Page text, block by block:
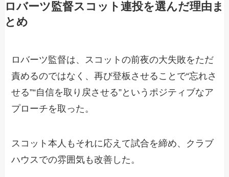
ロバーツ監督スコット連投を選んだ理由ま
とめ
ロバーツ監督は、スコットの前夜の大失敗をただ
責めるのではなく、再び登板させることで“忘れさ
せる”“自信を取り戻させる”というポジティブなア
プローチを取った。
スコット本人もそれに応えて試合を締め、クラブ
ハウスでの雰囲気も改善した。